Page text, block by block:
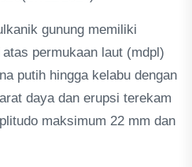
gunung memiliki
permukaan laut (mdpl)
putih hingga kelabu dengan
daya dan erupsi terekam
maksimum 22 mm dan